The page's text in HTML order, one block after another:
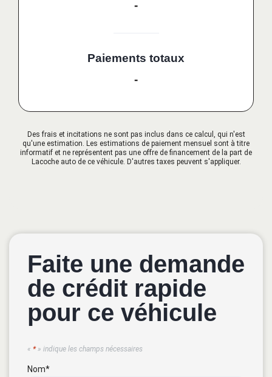
-
Paiements totaux
-
Des frais et incitations ne sont pas inclus dans ce calcul, qui n'est
qu'une estimation. Les estimations de paiement mensuel sont à titre
informatif et ne représentent pas une offre de financement de la part de
Lacoche auto de ce véhicule. D'autres taxes peuvent s'appliquer.
Faite une demande
de crédit rapide
pour ce véhicule
« *» indique les champs nécessaires
Nom*